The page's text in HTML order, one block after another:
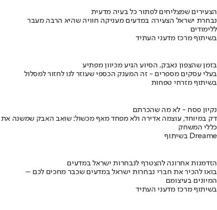
הצעירים שמצליחים לפתור כל בעיה מדעית
נבחרת ישראל הצעירה במדעים מעניקה חוויה שהיא הרבה מעבר
ללימודים
בשיתוף מרכז מדעני העתיד
בזמן שהצפון נאבק, הסיוע הגיע מכיוון מפתיע
בעלי עסקים מספרים - זה המענק הכספי שעוזר לנו לחזור למסלול
בשיתוף מזרחי טפחות
נקיון פסח - לא מה שהכרתם
דק במיוחד, עוצמה אדירה ולא מפחד מאף מכשול: שואב האבק שמשנה את
כללי המשחק
בשיתוף Dreame
הזדמנות אחרונה להצטרף לנבחרות ישראל במדעים
בואו להכיר את חברי נבחרות ישראל במדעים שכבר מחכים לכם –
המיונים בעיצומם
בשיתוף מרכז מדעני העתיד